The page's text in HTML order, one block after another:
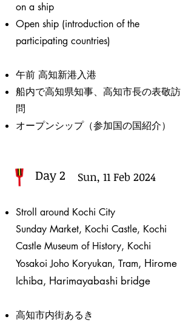
on a ship
Open ship (introduction of the
participating countries)
午前 高知新港入港​
船内で高知県知事、高知市長の表敬訪
問
オープンシップ（参加国の国紹介）
Day 2 Sun, 11 Feb 2024
Stroll around Kochi City
Sunday Market, Kochi Castle, Kochi
Castle Museum of History, Kochi
Yosakoi Joho Koryukan, Tram, Hirome
Ichiba, Harimayabashi bridge
​高知市内街あるき